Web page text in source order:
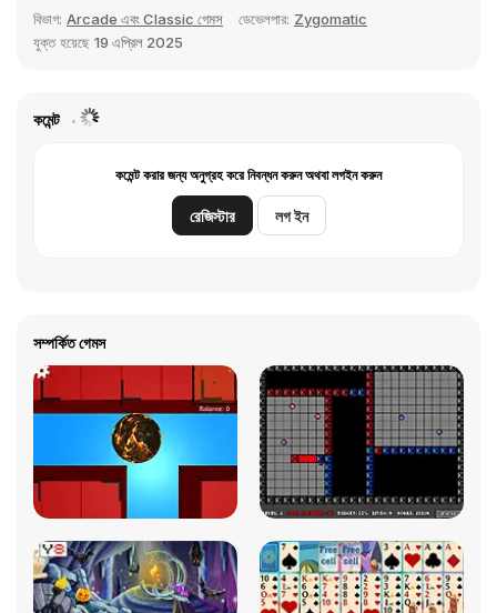
বিভাগ: Arcade এবং Classic গেমস ডেভেলপার: Zygomatic
যুক্ত হয়েছে 19 এপ্রিল 2025
কমেন্ট
কমেন্ট করার জন্য অনুগ্রহ করে নিবন্ধন করুন অথবা লগইন করুন
রেজিস্টার লগ ইন
সম্পর্কিত গেমস